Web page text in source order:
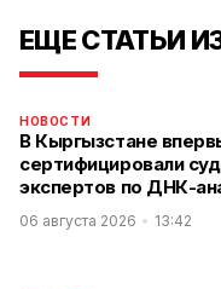
ЕЩЕ СТАТЬИ
НОВОСТИ
В Кыргызстане
сертифицировали
экспертов по ДНК-
06 августа 2026 13:42